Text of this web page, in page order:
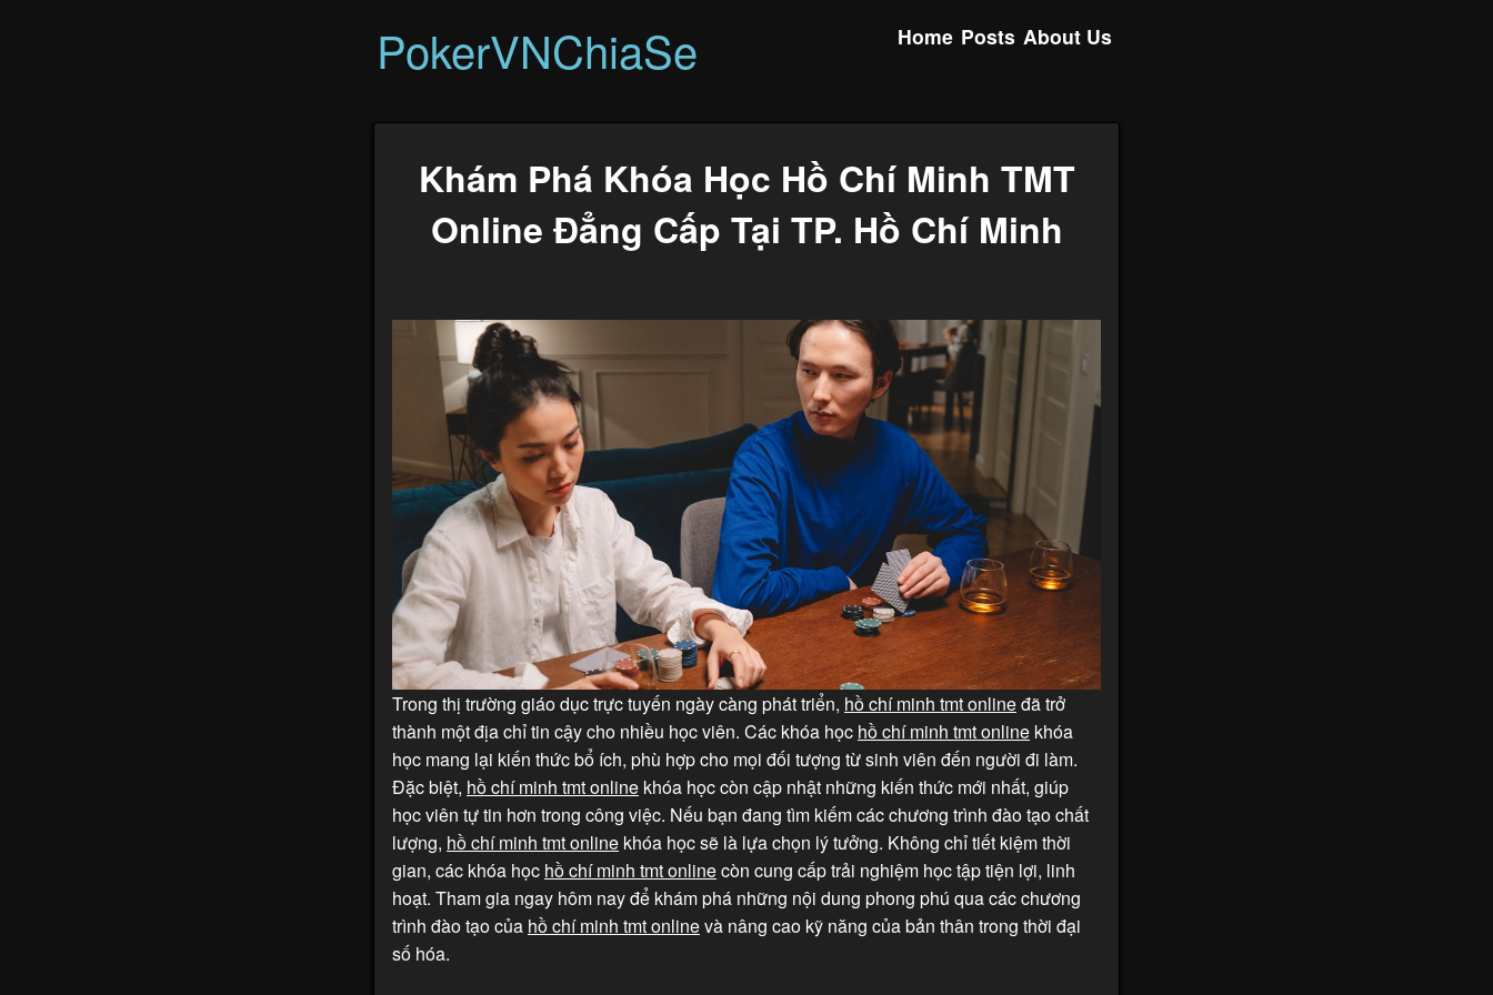
PokerVNChiaSe Home Posts About Us
Khám Phá Khóa Học Hồ Chí Minh TMT
Online Đẳng Cấp Tại TP. Hồ Chí Minh
Trong thị trường giáo dục trực tuyến ngày càng phát triển, hồ chí minh tmt onlineđã trở
thành một địa chỉ tin cậy cho nhiều học viên. Các khóa học hồ chí minh tmt online khóa
học mang lại kiến thức bổ ích, phù hợp cho mọi đối tượng từ sinh viên đến người đi làm.
Đặc biệt, hồ chí minh tmt online khóa học còn cập nhật những kiến thức mới nhất, giúp
học viên tự tin hơn trong công việc. Nếu bạn đang tìm kiếm các chương trình đào tạo chất
lượng, hồ chí minh tmt online khóa học sẽ là lựa chọn lý tưởng. Không chỉ tiết kiệm thời
gian, các khóa học hồ chí minh tmt onlinecòn cung cấp trải nghiệm học tập tiện lợi, linh
hoạt. Tham gia ngay hôm nay để khám phá những nội dung phong phú qua các chương
trình đào tạo của hồ chí minh tmt onlinevà nâng cao kỹ năng của bản thân trong thời đại
số hóa.